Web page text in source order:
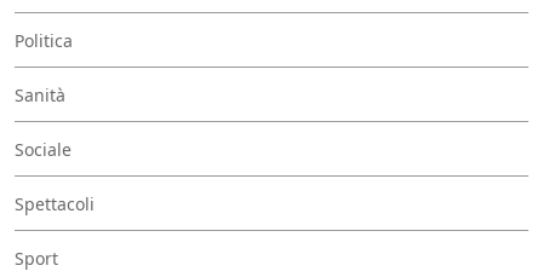
Politica
Sanità
Sociale
Spettacoli
Sport